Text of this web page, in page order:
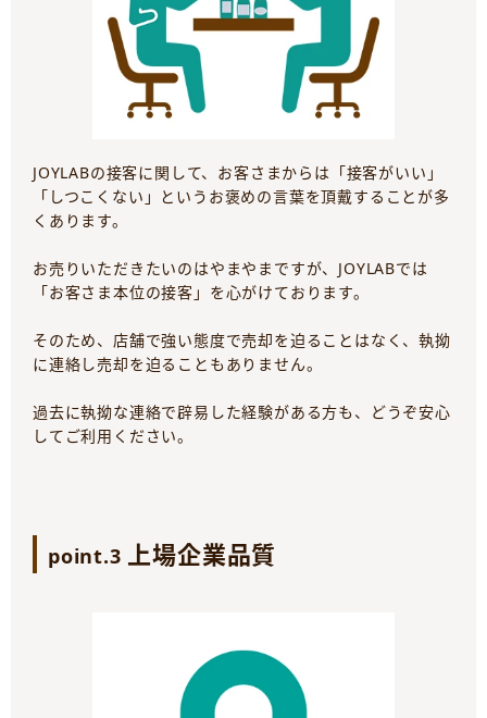
JOYLABの接客に関して、お客さまからは「接客がいい」
「しつこくない」というお褒めの言葉を頂戴することが多
くあります。
お売りいただきたいのはやまやまですが、JOYLABでは
「お客さま本位の接客」を心がけております。
そのため、店舗で強い態度で売却を迫ることはなく、執拗
に連絡し売却を迫ることもありません。
過去に執拗な連絡で辟易した経験がある方も、どうぞ安心
してご利用ください。
point.3 上場企業品質